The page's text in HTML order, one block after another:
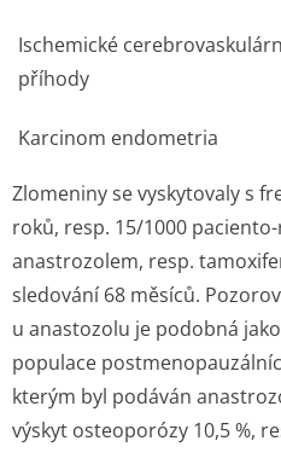
Ischemické
příhody
Karcinom endometria
Zlomeniny se vyskytovaly s
roků, resp. 15/1000
anastrozolem, resp.
sledování 68 měsíců.
u anastozolu je podobná
populace
kterým byl podáván
výskyt osteoporózy 10,5 %,